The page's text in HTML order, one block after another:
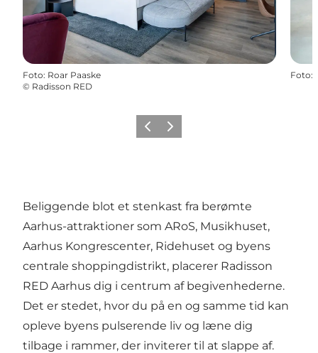
Foto: Roar Paaske
© Radisson RED
Foto:
ForrigeNæste
Beliggende blot et stenkast fra berømte
Aarhus-attraktioner som ARoS, Musikhuset,
Aarhus Kongrescenter, Ridehuset og byens
centrale shoppingdistrikt, placerer Radisson
RED Aarhus dig i centrum af begivenhederne.
Det er stedet, hvor du på en og samme tid kan
opleve byens pulserende liv og læne dig
tilbage i rammer, der inviterer til at slappe af.